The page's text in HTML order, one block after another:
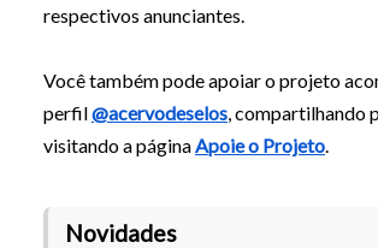
respectivos anunciantes.
Você também pode apoiar o projeto
perfil@acervodeselos, compartilhando
visitando a páginaApoie o Projeto.
Novidades